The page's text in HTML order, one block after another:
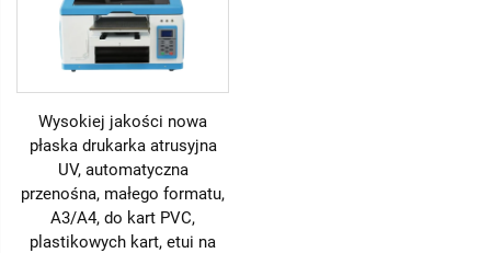
Wysokiej jakości nowa
płaska drukarka atrusyjna
UV, automatyczna
przenośna, małego formatu,
A3/A4, do kart PVC,
plastikowych kart, etui na